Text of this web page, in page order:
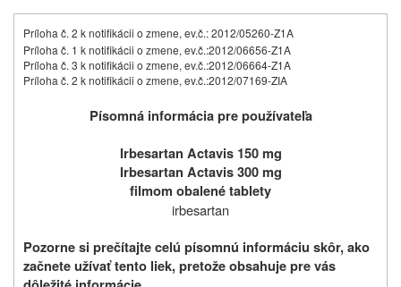
Príloha č. 2 k notifikácii o zmene, ev.č.: 2012/05260-Z1A
Príloha č. 1 k notifikácii o zmene, ev.č.:2012/06656-Z1A
Príloha č. 3 k notifikácii o zmene, ev.č.:2012/06664-Z1A
Príloha č. 2 k notifikácii o zmene, ev.č.:2012/07169-ZIA
Písomná informácia pre používateľa
Irbesartan Actavis 150 mg
Irbesartan Actavis 300 mg
filmom obalené tablety
irbesartan
Pozorne si prečítajte celú písomnú informáciu skôr, ako
začnete užívať tento liek, pretože obsahuje pre vás